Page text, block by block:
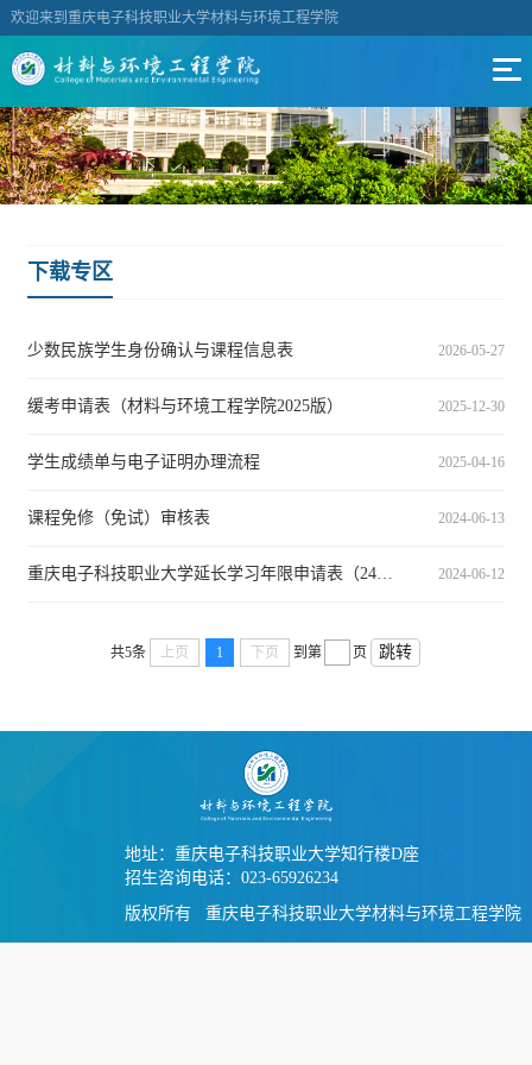
欢迎来到重庆电子科技职业大学材料与环境工程学院
下载专区
少数民族学生身份确认与课程信息表 2026-05-27
缓考申请表（材料与环境工程学院2025版） 2025-12-30
学生成绩单与电子证明办理流程 2025-04-16
课程免修（免试）审核表 2024-06-13
重庆电子科技职业大学延长学习年限申请表（24版） 2024-06-12
共5条 上页 1 下页 到第 页 跳转
地址：重庆电子科技职业大学知行楼D座
招生咨询电话：023-65926234
版权所有 重庆电子科技职业大学材料与环境工程学院